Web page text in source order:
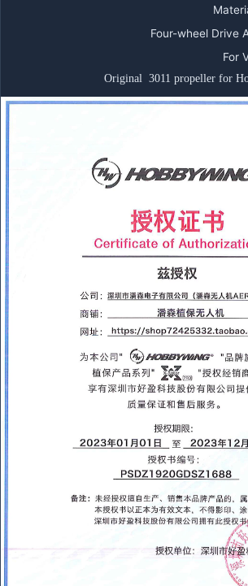
Four-wheel Drive
For
Original  3011 propeller for